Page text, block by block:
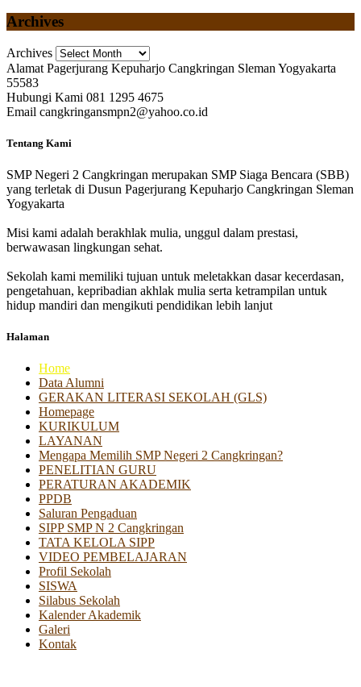
Archives
Archives
Alamat Pagerjurang Kepuharjo Cangkringan Sleman Yogyakarta
55583
Hubungi Kami 081 1295 4675
Email cangkringansmpn2@yahoo.co.id
Tentang Kami
SMP Negeri 2 Cangkringan merupakan SMP Siaga Bencara (SBB)
yang terletak di Dusun Pagerjurang Kepuharjo Cangkringan Sleman
Yogyakarta
Misi kami adalah berakhlak mulia, unggul dalam prestasi,
berwawasan lingkungan sehat.
Sekolah kami memiliki tujuan untuk meletakkan dasar kecerdasan,
pengetahuan, kepribadian akhlak mulia serta ketrampilan untuk
hidup mandiri dan mengikuti pendidikan lebih lanjut
Halaman
Home
Data Alumni
GERAKAN LITERASI SEKOLAH (GLS)
Homepage
KURIKULUM
LAYANAN
Mengapa Memilih SMP Negeri 2 Cangkringan?
PENELITIAN GURU
PERATURAN AKADEMIK
PPDB
Saluran Pengaduan
SIPP SMP N 2 Cangkringan
TATA KELOLA SIPP
VIDEO PEMBELAJARAN
Profil Sekolah
SISWA
Silabus Sekolah
Kalender Akademik
Galeri
Kontak